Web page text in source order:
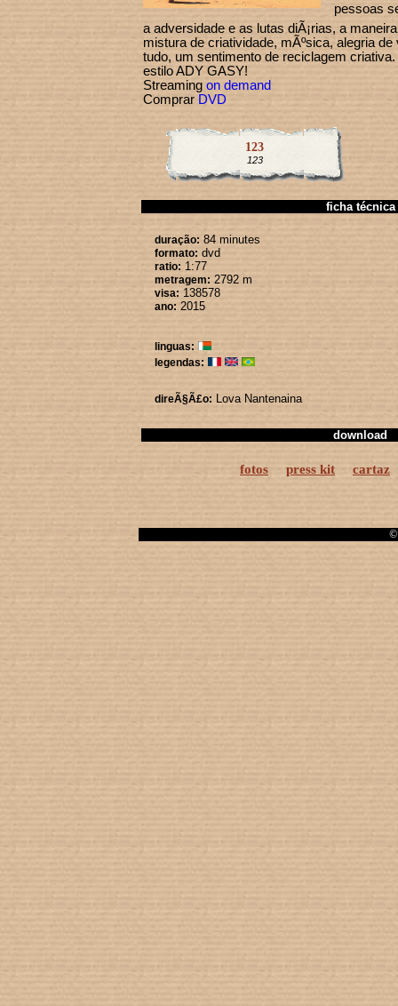
pessoas
a adversidade e as lutas diÃ¡rias, a
mistura de criatividade, mÃºsica, alegria
tudo, um sentimento de reciclagem
estilo ADY GASY!
Streaming on demand
Comprar DVD
123
123
ficha técnica
duração: 84 minutes
formato: dvd
ratio: 1:77
metragem: 2792 m
visa: 138578
ano: 2015
linguas:
legendas:
direÃ§Ã£o: Lova Nantenaina
download
fotos press kit cartaz
©